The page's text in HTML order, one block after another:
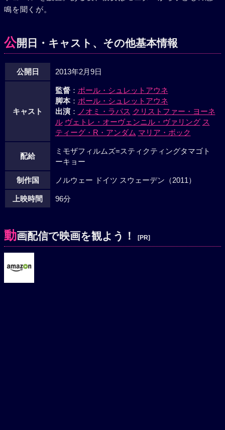
鳴を聞くが。
公開日・キャスト、その他基本情報
公開日 2013年2月9日
キャスト
監督： ポール・シュレットアウネ
脚本： ポール・シュレットアウネ
出演： ノオミ・ラパス クリストファー・ヨーネ
ル ヴェトレ・オーヴェンニル・ヴァリング ス
ティーグ・R・アンダム マリア・ボック
配給
ミモザフィルムズ=スティクティングタマゴト
ーキョー
制作国 ノルウェー ドイツ スウェーデン（2011）
上映時間 96分
動画配信で映画を観よう！ [PR]